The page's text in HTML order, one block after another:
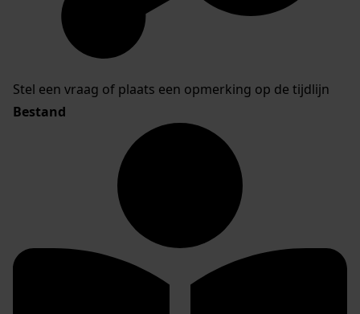
Stel een vraag of plaats een opmerking op de tijdlijn
Bestand